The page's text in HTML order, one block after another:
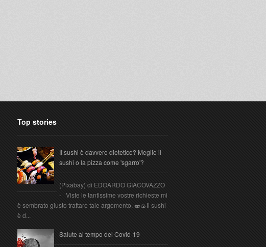
Top stories
Il sushi è davvero dietetico? Meglio il
sushi o la pizza come 'sgarro'?
(Pixabay) di EDOARDO GIACOVAZZO
- Viste le tantissime vostre richieste mi
è sembrato giusto trattare tale argomento. 🍣🍙Il sushi
è d...
Salute al tempo del Covid-19